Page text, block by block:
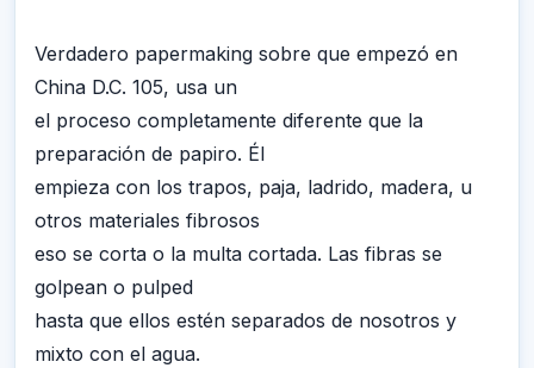
Verdadero papermaking sobre que empezó en
China D.C. 105, usa un
el proceso completamente diferente que la
preparación de papiro. Él
empieza con los trapos, paja, ladrido, madera, u
otros materiales fibrosos
eso se corta o la multa cortada. Las fibras se
golpean o pulped
hasta que ellos estén separados de nosotros y
mixto con el agua.